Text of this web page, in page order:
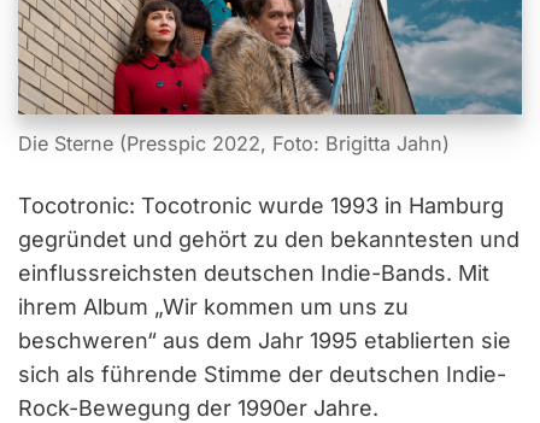
Die Sterne (Presspic 2022, Foto: Brigitta Jahn)
Tocotronic: Tocotronic wurde 1993 in Hamburg
gegründet und gehört zu den bekanntesten und
einflussreichsten deutschen Indie-Bands. Mit
ihrem Album „Wir kommen um uns zu
beschweren“ aus dem Jahr 1995 etablierten sie
sich als führende Stimme der deutschen Indie-
Rock-Bewegung der 1990er Jahre.